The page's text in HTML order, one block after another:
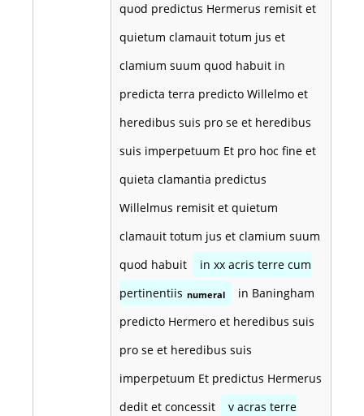
quod predictus Hermerus remisit et
quietum clamauit totum jus et
clamium suum quod habuit in
predicta terra predicto Willelmo et
heredibus suis pro se et heredibus
suis imperpetuum Et pro hoc fine et
quieta clamantia predictus
Willelmus remisit et quietum
clamauit totum jus et clamium suum
quod habuit
in xx acris terre cum
pertinentiis numeral
in Baningham
predicto Hermero et heredibus suis
pro se et heredibus suis
imperpetuum Et predictus Hermerus
dedit et concessit
v acras terre